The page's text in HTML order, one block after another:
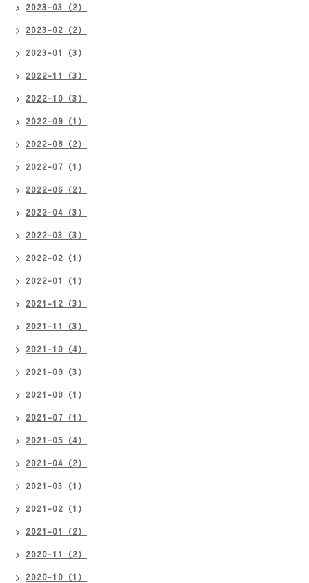
2023-03（2）
2023-02（2）
2023-01（3）
2022-11（3）
2022-10（3）
2022-09（1）
2022-08（2）
2022-07（1）
2022-06（2）
2022-04（3）
2022-03（3）
2022-02（1）
2022-01（1）
2021-12（3）
2021-11（3）
2021-10（4）
2021-09（3）
2021-08（1）
2021-07（1）
2021-05（4）
2021-04（2）
2021-03（1）
2021-02（1）
2021-01（2）
2020-11（2）
2020-10（1）